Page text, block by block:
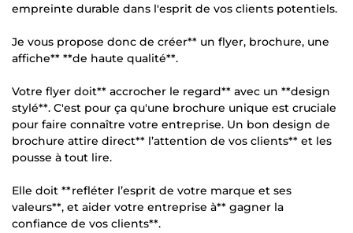
empreinte durable dans l'esprit de vos clients potentiels.
Je vous propose donc de créer** un flyer, brochure, une
affiche** **de haute qualité**.
Votre flyer doit** accrocher le regard** avec un **design
stylé**. C'est pour ça qu'une brochure unique est cruciale
pour faire connaître votre entreprise. Un bon design de
brochure attire direct** l’attention de vos clients** et les
pousse à tout lire.
Elle doit **refléter l’esprit de votre marque et ses
valeurs**, et aider votre entreprise à** gagner la
confiance de vos clients**.